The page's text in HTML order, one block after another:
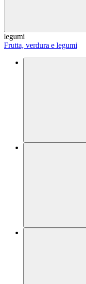
legumi
Frutta, verdura e legumi